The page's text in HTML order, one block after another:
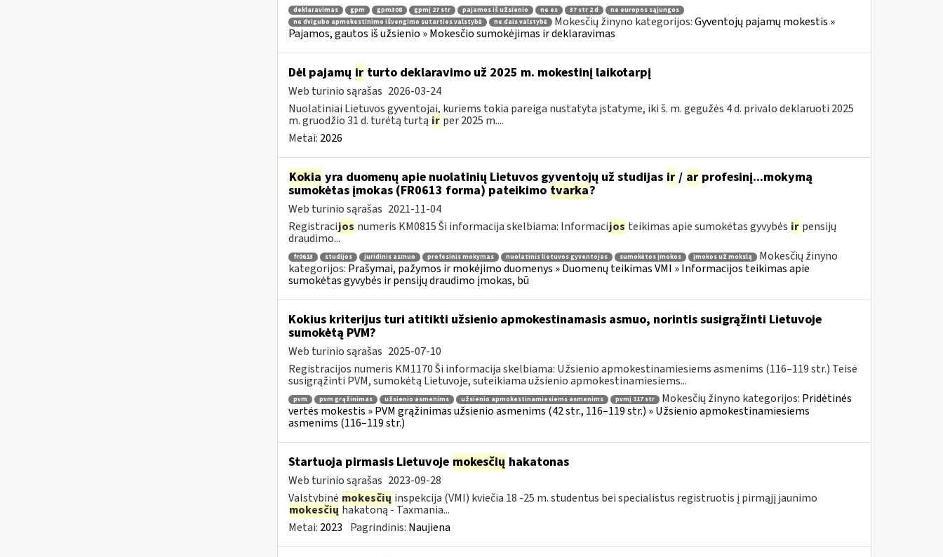
deklaravimas gpm gpm308 gpmį 27 str pajamos iš užsienio ne es 37 str 2 d
ne europos sąjungos
ne dvigubo apmokestinimo išvengimo sutarties valstybė
ne dais valstybė Mokesčių žinyno kategorijos:Gyventojų pajamų mokestis »
Pajamos, gautos iš užsienio » Mokesčio sumokėjimas ir deklaravimas
Dėl pajamų irturto deklaravimo už 2025 m. mokestinį laikotarpį
Web turinio sąrašas 2026-03-24
Nuolatiniai Lietuvos gyventojai, kuriems tokia pareiga nustatyta įstatyme, iki š. m. gegužės 4 d. privalo deklaruoti 2025
m. gruodžio 31 d. turėtą turtą ir per 2025 m....
Metai: 2026
Kokia yra duomenų apie nuolatinių Lietuvos gyventojų už studijas ir/ arprofesinį...mokymą
sumokėtas įmokas (FR0613 forma) pateikimo tvarka?
Web turinio sąrašas 2021-11-04
Registracijos numeris KM0815 Ši informacija skelbiama: Informacijos teikimas apie sumokėtas gyvybės ir pensijų
draudimo...
fr0613 studijos juridinis asmuo profesinis mokymas nuolatinis lietuvos gyventojas sumokėtos įmokos įmokos už mokslą
Mokesčių žinyno
kategorijos: Prašymai, pažymos ir mokėjimo duomenys » Duomenų teikimas VMI » Informacijos teikimas apie
sumokėtas gyvybės ir pensijų draudimo įmokas, bū
Kokius kriterijus turi atitikti užsienio apmokestinamasis asmuo, norintis susigrąžinti Lietuvoje
sumokėtą PVM?
Web turinio sąrašas 2025-07-10
Registracijos numeris KM1170 Ši informacija skelbiama: Užsienio apmokestinamiesiems asmenims (116–119 str.) Teisė
susigrąžinti PVM, sumokėtą Lietuvoje, suteikiama užsienio apmokestinamiesiems...
pvm pvm grąžinimas užsienio asmenims užsienio apmokestinamiesiems asmenims pvmį 117 str Mokesčių žinyno kategorijos: Pridėtinės
vertės mokestis » PVM grąžinimas užsienio asmenims (42 str., 116–119 str.) » Užsienio apmokestinamiesiems
asmenims (116–119 str.)
Startuoja pirmasis Lietuvoje mokesčių hakatonas
Web turinio sąrašas 2023-09-28
Valstybinė mokesčių inspekcija (VMI) kviečia 18 -25 m. studentus bei specialistus registruotis į pirmąjį jaunimo
mokesčių hakatoną - Taxmania...
Metai: 2023 Pagrindinis: Naujiena